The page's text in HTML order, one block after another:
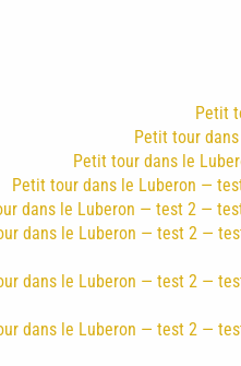
Petit
Petit tour
Petit tour dans le
Petit tour dans le Luberon —
dans le Luberon — test 2 —
dans le Luberon — test 2 —
dans le Luberon — test 2 —
dans le Luberon — test 2 —